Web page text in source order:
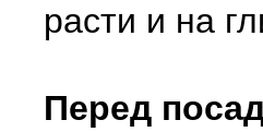
расти и на
Перед